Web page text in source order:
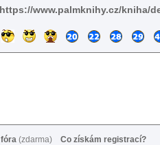
https://www.palmknihy.cz/kniha/
(zdarma) Co získám registrací?